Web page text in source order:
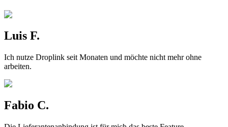
Luis F.
Ich nutze Droplink seit Monaten und möchte nicht mehr ohne
arbeiten.
Fabio C.